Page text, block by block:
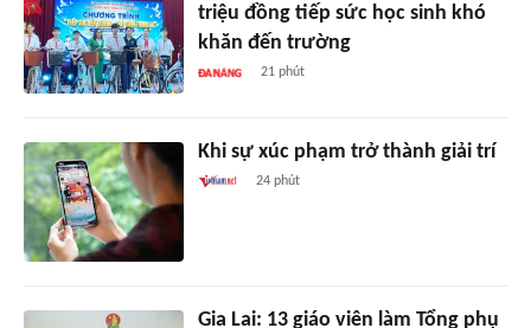
triệu đồng tiếp sức học sinh khó
khăn đến trường
21 phút
Khi sự xúc phạm trở thành giải trí
24 phút
Gia Lai: 13 giáo viên làm Tổng phụ